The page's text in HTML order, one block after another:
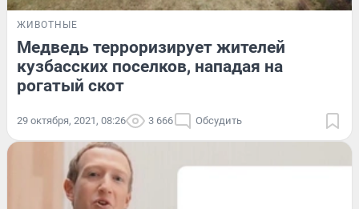
ЖИВОТНЫЕ
Медведь терроризирует жителей
кузбасских поселков, нападая на
рогатый скот
29 октября, 2021, 08:26 3 666 Обсудить